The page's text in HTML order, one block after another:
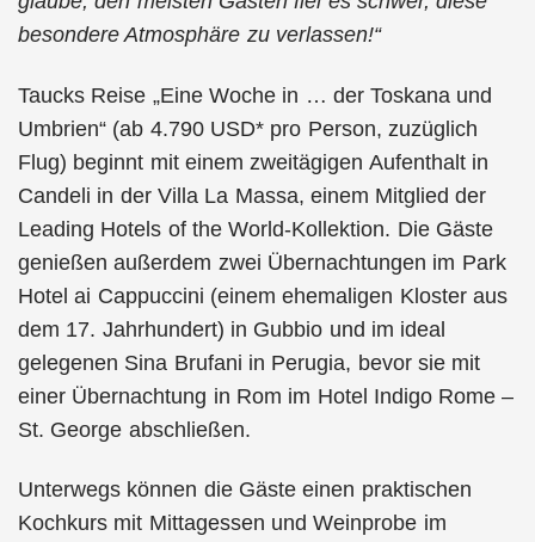
besondere Atmosphäre zu verlassen!“
Taucks Reise „Eine Woche in … der Toskana und
Umbrien“ (ab 4.790 USD* pro Person, zuzüglich
Flug) beginnt mit einem zweitägigen Aufenthalt in
Candeli in der Villa La Massa, einem Mitglied der
Leading Hotels of the World-Kollektion. Die Gäste
genießen außerdem zwei Übernachtungen im Park
Hotel ai Cappuccini (einem ehemaligen Kloster aus
dem 17. Jahrhundert) in Gubbio und im ideal
gelegenen Sina Brufani in Perugia, bevor sie mit
einer Übernachtung in Rom im Hotel Indigo Rome –
St. George abschließen.
Unterwegs können die Gäste einen praktischen
Kochkurs mit Mittagessen und Weinprobe im